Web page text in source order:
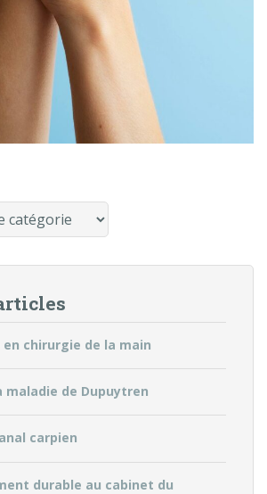
en chirurgie de la main
maladie de Dupuytren
carpien
durable au cabinet du